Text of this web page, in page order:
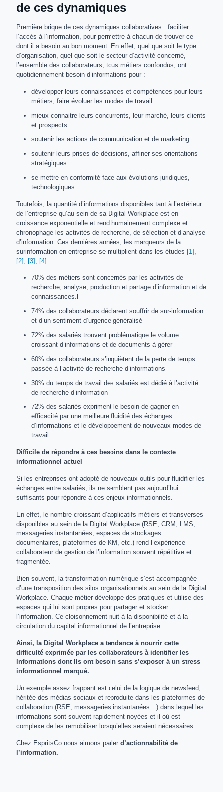
de ces dynamiques
Première brique de ces dynamiques collaboratives : faciliter
l’accès à l’information, pour permettre à chacun de trouver ce
dont il a besoin au bon moment. En effet, quel que soit le type
d’organisation, quel que soit le secteur d’activité concerné,
l’ensemble des collaborateurs, tous métiers confondus, ont
quotidiennement besoin d’informations pour :
développer leurs connaissances et compétences pour leurs
métiers, faire évoluer les modes de travail
mieux connaitre leurs concurrents, leur marché, leurs clients
et prospects
soutenir les actions de communication et de marketing
soutenir leurs prises de décisions, affiner ses orientations
stratégiques
se mettre en conformité face aux évolutions juridiques,
technologiques…
Toutefois, la quantité d’informations disponibles tant à l’extérieur
de l’entreprise qu’au sein de sa Digital Workplace est en
croissance exponentielle et rend humainement complexe et
chronophage les activités de recherche, de sélection et d’analyse
d’information. Ces dernières années, les marqueurs de la
surinformation en entreprise se multiplient dans les études [1]
[2]
[3] [4] :
70% des métiers sont concernés par les activités de
recherche, analyse, production et partage d’information et de
connaissances.l
74% des collaborateurs déclarent souffrir de sur-information
et d’un sentiment d’urgence généralisé
72% des salariés trouvent problématique le volume
croissant d’informations et de documents à gérer
60% des collaborateurs s’inquiètent de la perte de temps
passée à l’activité de recherche d’informations
30% du temps de travail des salariés est dédié à l’activité
de recherche d’information
72% des salariés expriment le besoin de gagner en
efficacité par une meilleure fluidité des échanges
d’informations et le développement de nouveaux modes de
travail.
Difficile de répondre à ces besoins dans le contexte
informationnel actuel
Si les entreprises ont adopté de nouveaux outils pour fluidifier les
échanges entre salariés, ils ne semblent pas aujourd’hui
suffisants pour répondre à ces enjeux informationnels.
En effet, le nombre croissant d’applicatifs métiers et transverses
disponibles au sein de la Digital Workplace (RSE, CRM, LMS,
messageries instantanées, espaces de stockages
documentaires, plateformes de KM, etc.) rend l’expérience
collaborateur de gestion de l’information souvent répétitive et
fragmentée.
Bien souvent, la transformation numérique s’est accompagnée
d’une transposition des silos organisationnels au sein de la Digital
Workplace. Chaque métier développe des pratiques et utilise des
espaces qui lui sont propres pour partager et stocker
l’information. Ce cloisonnement nuit à la disponibilité et à la
circulation du capital informationnel de l’entreprise.
Ainsi, la Digital Workplace a tendance à nourrir cette
difficulté exprimée par les collaborateurs à identifier les
informations dont ils ont besoin sans s’exposer à un stress
informationnel marqué.
Un exemple assez frappant est celui de la logique de newsfeed,
héritée des médias sociaux et reproduite dans les plateformes de
collaboration (RSE, messageries instantanées…) dans lequel les
informations sont souvent rapidement noyées et il où est
complexe de les remobiliser lorsqu’elles seraient nécessaires.
Chez EspritsCo nous aimons parler d’actionnabilité de
l’information.